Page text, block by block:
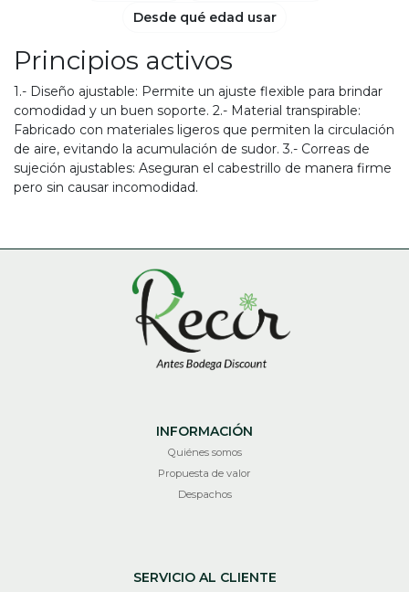
Principios activos
1.- Diseño ajustable: Permite un ajuste flexible para brindar
comodidad y un buen soporte. 2.- Material transpirable:
Fabricado con materiales ligeros que permiten la circulación
de aire, evitando la acumulación de sudor. 3.- Correas de
sujeción ajustables: Aseguran el cabestrillo de manera firme
pero sin causar incomodidad.
Desde qué edad usar
INFORMACIÓN
Quiénes somos
Propuesta de valor
Despachos
SERVICIO AL CLIENTE